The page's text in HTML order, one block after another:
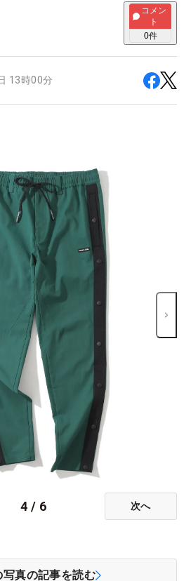
コメン
ト
0件
13時00分
4 / 6 次へ
写真の記事を読む